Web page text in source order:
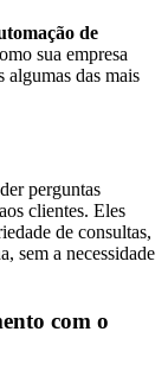
de
sua empresa
algumas das mais
perguntas
clientes. Eles
de consultas,
sem a necessidade
com o